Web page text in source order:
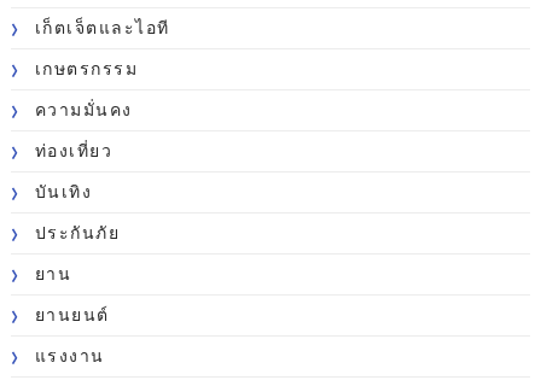
เก็ตเจ็ตและไอที
เกษตรกรรม
ความมั่นคง
ท่องเที่ยว
บันเทิง
ประกันภัย
ยาน
ยานยนต์
แรงงาน